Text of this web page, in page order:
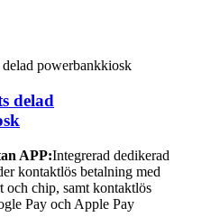
delad
APP:Integrerad dedikerad
kontaktlös betalning med
och chip, samt kontaktlös
Pay och Apple Pay